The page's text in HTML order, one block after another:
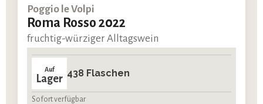
Poggio le Volpi
Roma Rosso 2022
fruchtig-würziger Alltagswein
Auf
Lager 438 Flaschen
Sofort verfügbar